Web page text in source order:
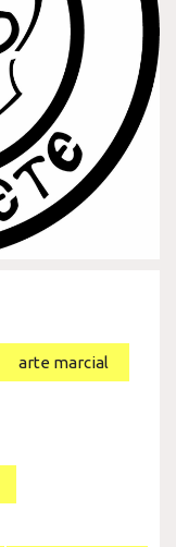
arte marcial